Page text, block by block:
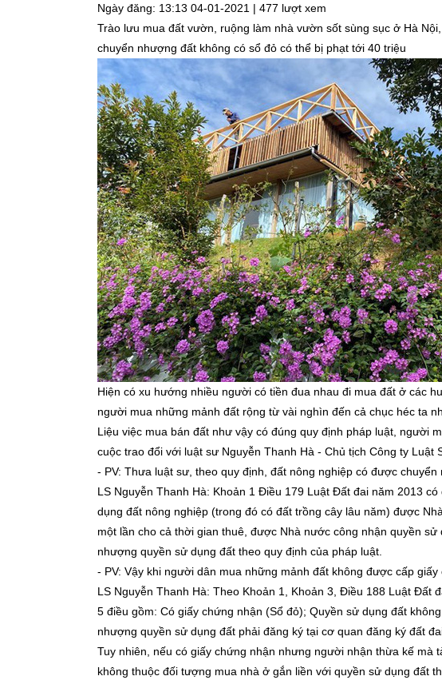
Ngày đăng: 13:13 04-01-2021 | 477 lượt xem
Trào lưu mua đất vườn, ruộng làm nhà vườn sốt sùng sục ở Hà
chuyển nhượng đất không có sổ đỏ có thể bị phạt tới 40 triệu
Hiện có xu hướng nhiều người có tiền đua nhau đi mua đất ở các
người mua những mảnh đất rộng từ vài nghìn đến cả chục héc ta
Liệu việc mua bán đất như vậy có đúng quy định pháp luật, người
cuộc trao đổi với luật sư Nguyễn Thanh Hà - Chủ tịch Công ty Luật
- PV: Thưa luật sư, theo quy định, đất nông nghiệp có được
LS Nguyễn Thanh Hà: Khoản 1 Điều 179 Luật Đất đai năm 2013
dụng đất nông nghiệp (trong đó có đất trồng cây lâu năm) được
một lần cho cả thời gian thuê, được Nhà nước công nhận quyền
nhượng quyền sử dụng đất theo quy định của pháp luật.
- PV: Vậy khi người dân mua những mảnh đất không được cấp
LS Nguyễn Thanh Hà: Theo Khoản 1, Khoản 3, Điều 188 Luật
5 điều gồm: Có giấy chứng nhận (Sổ đỏ); Quyền sử dụng đất
nhượng quyền sử dụng đất phải đăng ký tại cơ quan đăng ký đất
Tuy nhiên, nếu có giấy chứng nhận nhưng người nhận thừa kế
không thuộc đối tượng mua nhà ở gắn liền với quyền sử dụng đất